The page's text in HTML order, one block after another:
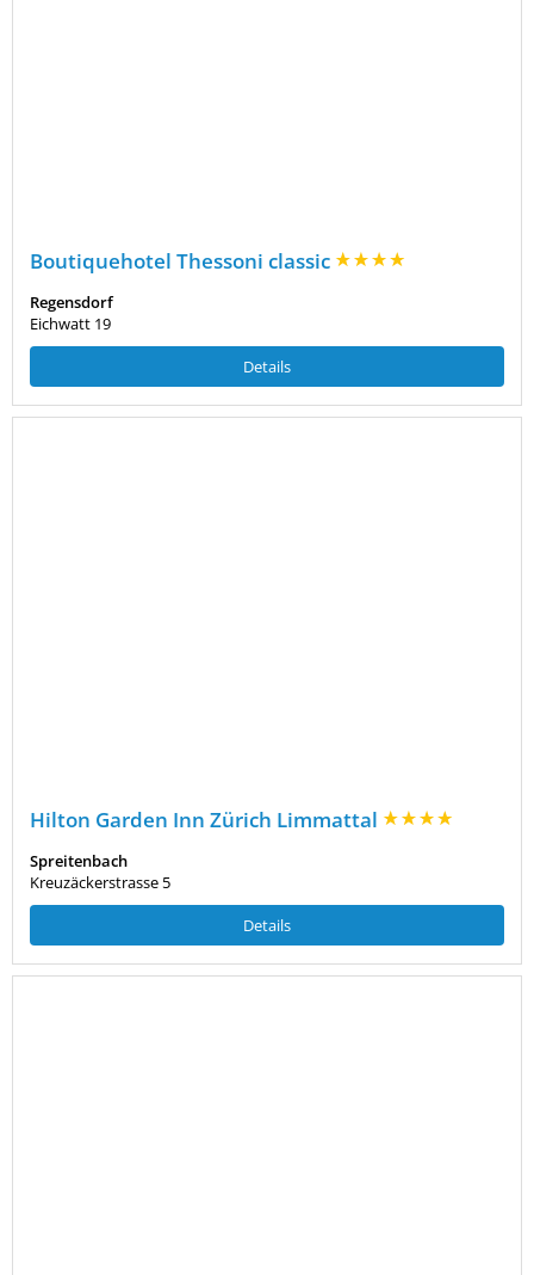
Boutiquehotel Thessoni classic
Regensdorf
Eichwatt 19
Details
Hilton Garden Inn Zürich Limmattal
Spreitenbach
Kreuzäckerstrasse 5
Details